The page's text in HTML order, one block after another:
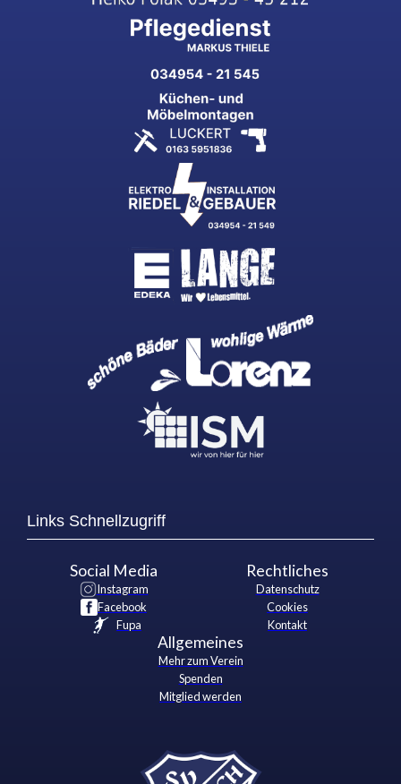
Links Schnellzugriff
Social Media
Instagram
Facebook
Fupa
Rechtliches
Datenschutz
Cookies
Kontakt
Allgemeines
Mehr zum Verein
Spenden
Mitglied werden